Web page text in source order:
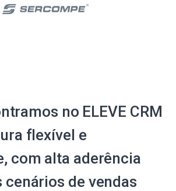
no ELEVE CRM
flexível e
com alta aderência
cenários de vendas